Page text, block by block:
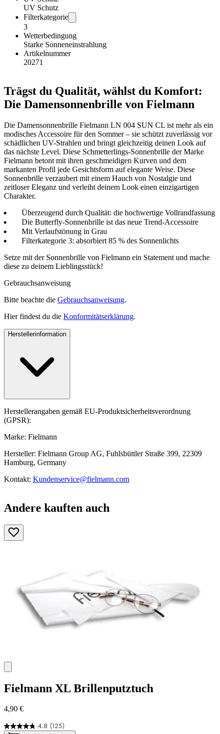
UV Schutz
Filterkategorie
3
Wetterbedingung
Starke Sonneneinstrahlung
Artikelnummer
20271
Trägst du Qualität, wählst du Komfort:
Die Damensonnenbrille von Fielmann
Die Damensonnenbrille Fielmann LN 004 SUN CL ist mehr als ein
modisches Accessoire für den Sommer – sie schützt zuverlässig vor
schädlichen UV-Strahlen und bringt gleichzeitig deinen Look auf
das nächste Level. Diese Schmetterlings-Sonnenbrille der Marke
Fielmann betont mit ihren geschmeidigen Kurven und dem
markanten Profil jede Gesichtsform auf elegante Weise. Diese
Sonnenbrille verzaubert mit einem Hauch von Nostalgie und
zeitloser Eleganz und verleiht deinem Look einen einzigartigen
Charakter.
Überzeugend durch Qualität: die hochwertige Vollrandfassung
Die Butterfly-Sonnenbrille ist das neue Trend-Accessoire
Mit Verlaufstönung in Grau
Filterkategorie 3: absorbiert 85 % des Sonnenlichts
Setze mit der Sonnenbrille von Fielmann ein Statement und mache
diese zu deinem Lieblingsstück!
Gebrauchsanweisung
Bitte beachte die Gebrauchsanweisung.
Hier findest du die Konformitätserklärung.
Herstellerinformation
Herstellerangaben gemäß EU-Produktsicherheitsverordnung
(GPSR):
Marke: Fielmann
Hersteller: Fielmann Group AG, Fuhlsbüttler Straße 399, 22309
Hamburg, Germany
Kontakt: Kundenservice@fielmann.com
Andere kauften auch
Fielmann XL Brillenputztuch
4,90 €
4.8 (125)
4.8